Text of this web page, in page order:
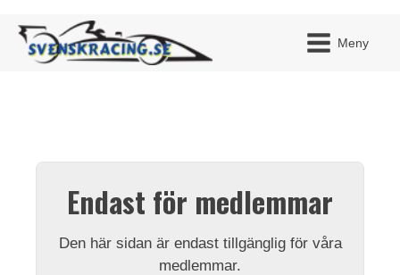
Meny
Endast för medlemmar
Den här sidan är endast tillgänglig för våra
medlemmar.